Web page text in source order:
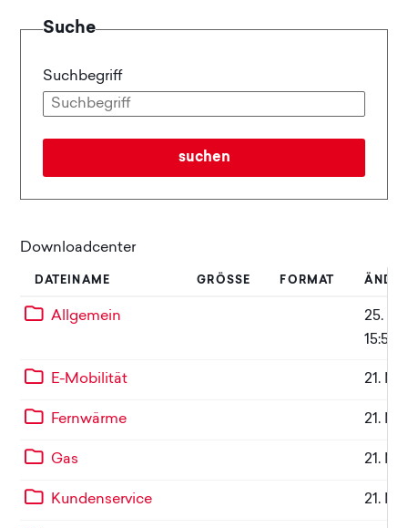
Suche
Suchbegriff
suchen
Downloadcenter
DATEINAME GRÖSSE FORMAT
Ebene 1:Allgemein
25.
15:54
Ebene 1:E-Mobilität 21.
Ebene 1:Fernwärme 21.
Ebene 1:
Gas 21.
Ebene 1:Kundenservice 21.